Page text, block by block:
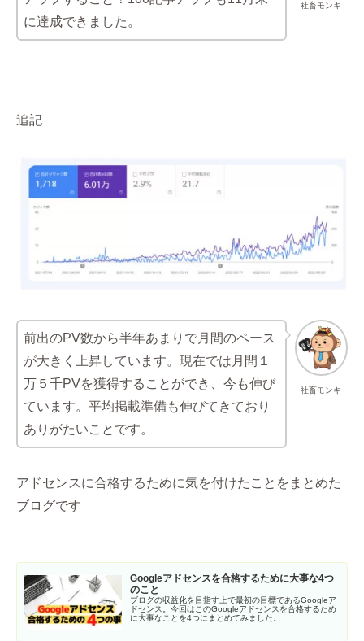
社畜モンキ
に達成できました。
追記
社畜モンキ
前出のPV数から半年あまりで月間のペース
が大きく上昇しています。現在では月間１
万５千PVを獲得することができ、今も伸び
ています。平均掲載準備も伸びてきており
ありがたいことです。
アドセンスに合格するために気を付けたことをまとめた
ブログです
Googleアドセンスを合格するために大事な4つ
のこと
ブログの収益化を目指す上で最初の目標であるGoogleア
ドセンス。今回はこのGoogleアドセンスを合格するため
に大事なことを4つにまとめてみました。